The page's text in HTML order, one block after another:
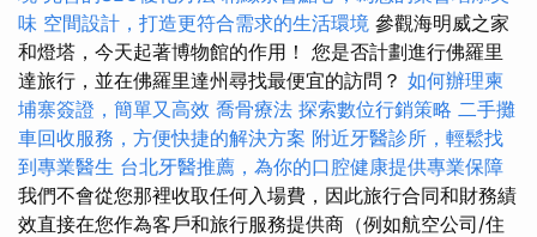
味 空間設計，打造更符合需求的生活環境 參觀海明威之家
和燈塔，今天起著博物館的作用！ 您是否計劃進行佛羅里
達旅行，並在佛羅里達州尋找最便宜的訪問？ 如何辦理柬
埔寨簽證，簡單又高效 喬骨療法 探索數位行銷策略 二手攤
車回收服務，方便快捷的解決方案 附近牙醫診所，輕鬆找
到專業醫生 台北牙醫推薦，為你的口腔健康提供專業保障
我們不會從您那裡收取任何入場費，因此旅行合同和財務績
效直接在您作為客戶和旅行服務提供商（例如航空公司/住